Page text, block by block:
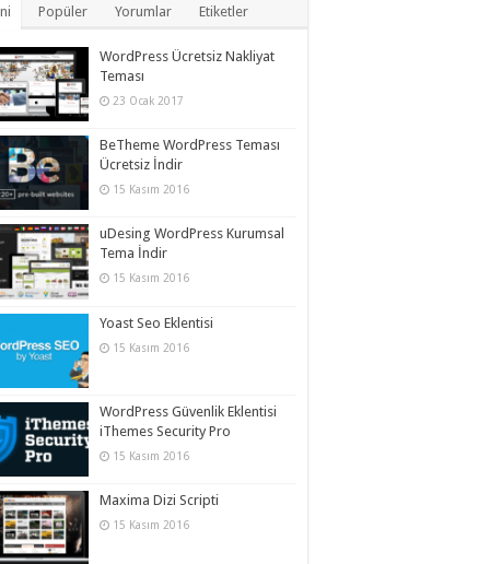
Popüler Yorumlar Etiketler
WordPress Ücretsiz Nakliyat
Teması
23 Ocak 2017
BeTheme WordPress Teması
Ücretsiz İndir
15 Kasım 2016
uDesing WordPress Kurumsal
Tema İndir
15 Kasım 2016
Yoast Seo Eklentisi
15 Kasım 2016
WordPress Güvenlik Eklentisi
iThemes Security Pro
15 Kasım 2016
Maxima Dizi Scripti
15 Kasım 2016